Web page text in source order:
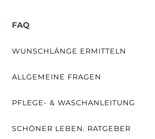
FAQ
WUNSCHLÄNGE ERMITTELN
ALLGEMEINE FRAGEN
PFLEGE- & WASCHANLEITUNG
SCHÖNER LEBEN. RATGEBER